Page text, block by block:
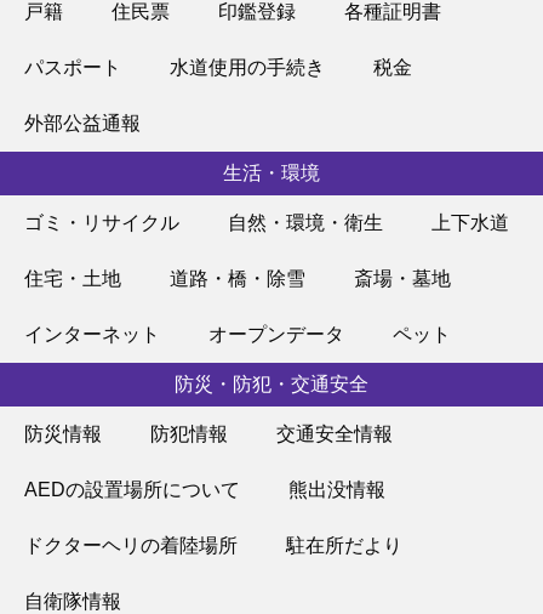
戸籍 住民票 印鑑登録 各種証明書
パスポート 水道使用の手続き 税金
外部公益通報
生活・環境
ゴミ・リサイクル 自然・環境・衛生 上下水道
住宅・土地 道路・橋・除雪 斎場・墓地
インターネット オープンデータ ペット
防災・防犯・交通安全
防災情報 防犯情報 交通安全情報
AEDの設置場所について 熊出没情報
ドクターヘリの着陸場所 駐在所だより
自衛隊情報